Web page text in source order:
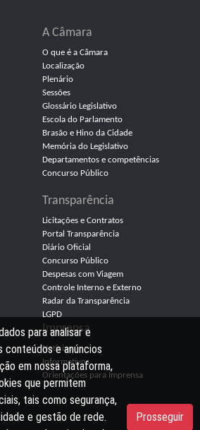
A Câmara
O que é a Câmara
Localização
Plenário
Sessões
Glossário Legislativo
Escola do Parlamento
Brasão e Hino da Cidade
Memória do Legislativo
Departamentos e competências
Concurso Público
Transparência
Licitações e Contratos
Portal Transparência
Diário Oficial
Concurso Público
Despesas com Viagem
Controle Interno e Externo
Radar da Transparência
LGPD
Imprensa
Notícias
Informativos
Orientações para Imprensa
para analisar e
conteúdos e anúncios
em nossa plataforma,
que permitem
tais como segurança,
e gestão de rede.
Prosseguir